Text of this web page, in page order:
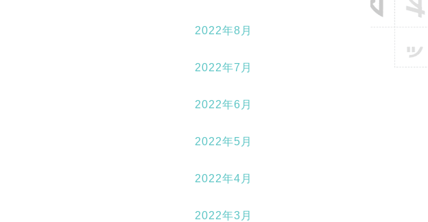
2022年8月
2022年7月
2022年6月
2022年5月
2022年4月
2022年3月